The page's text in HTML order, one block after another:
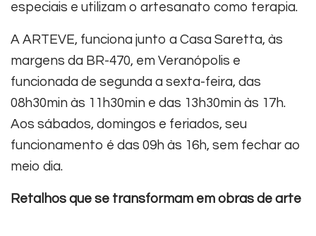
especiais e utilizam o artesanato como terapia.
A ARTEVE, funciona junto a Casa Saretta, às
margens da BR-470, em Veranópolis e
funcionada de segunda a sexta-feira, das
08h30min às 11h30min e das 13h30min às 17h.
Aos sábados, domingos e feriados, seu
funcionamento é das 09h às 16h, sem fechar ao
meio dia.
Retalhos que se transformam em obras de arte